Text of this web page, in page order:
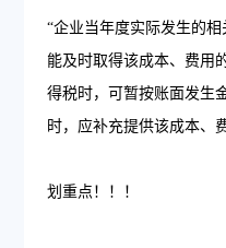
“企业当年度实际发生的
能及时取得该成本、费用
得税时，可暂按账面发生
时，应补充提供该成本、
划重点！！！